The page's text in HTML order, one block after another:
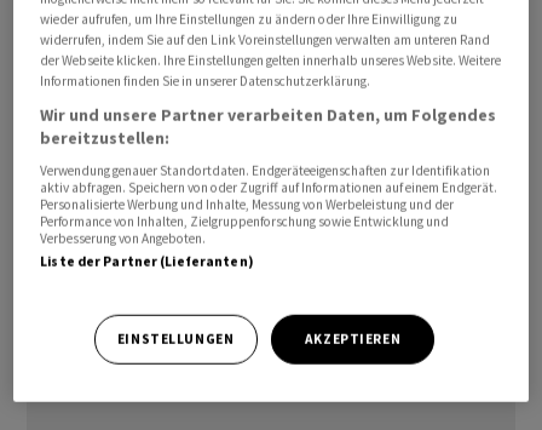
Laut Anklage sollen Braun und Komplizen
Milliardenumsätze mit sogenannten Drittpartnerfirmen
(TPA) erfunden haben, die im Auftrag von Wirecard
Kreditkartenzahlungen in asiatischen Ländern
abwickelten.
wieder aufrufen, um Ihre Einstellungen zu ändern oder Ihre Einwilligung zu
widerrufen, indem Sie auf den Link Voreinstellungen verwalten am unteren Rand
der Webseite klicken. Ihre Einstellungen gelten innerhalb unseres Website. Weitere
Informationen finden Sie in unserer Datenschutzerklärung.
Wir und unsere Partner verarbeiten Daten, um Folgendes
bereitzustellen:
Verwendung genauer Standortdaten. Endgeräteeigenschaften zur Identifikation
aktiv abfragen. Speichern von oder Zugriff auf Informationen auf einem Endgerät.
Personalisierte Werbung und Inhalte, Messung von Werbeleistung und der
Performance von Inhalten, Zielgruppenforschung sowie Entwicklung und
Verbesserung von Angeboten.
Liste der Partner (Lieferanten)
EINSTELLUNGEN AKZEPTIEREN